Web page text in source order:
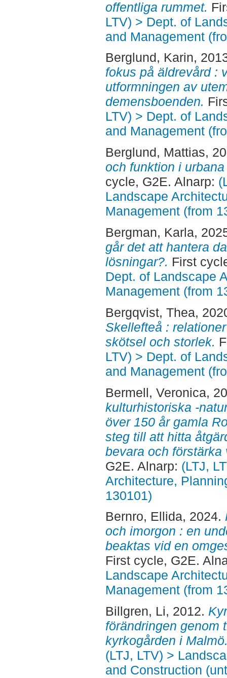
offentliga rummet.
LTV) > Dept. of
and Management
Berglund, Karin,
fokus på äldrevård :
utformningen av
demensboenden.
LTV) > Dept. of
and Management
Berglund, Mattias,
och funktion i
cycle, G2E. Alnarp:
Landscape
Management (from
Bergman, Karla,
går det att hantera
lösningar?. First
Dept. of Landscape
Management (from
Bergqvist, Thea,
Skellefteå :
skötsel och storlek.
LTV) > Dept. of
and Management
Bermell, Veronica,
kulturhistoriska -
över 150 år gamla
steg till att hitta
bevara och förstärka
G2E. Alnarp: (LTJ,
Architecture,
130101)
Bernro, Ellida, 2024.
och imorgon : en
beaktas vid en
First cycle, G2E.
Landscape
Management (from
Billgren, Li, 2012.
förändringen genom
kyrkogården i
(LTJ, LTV) >
and Construction